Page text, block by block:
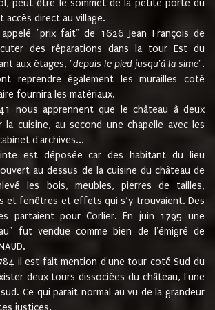
peut être le sommet de la petite porte du
accès direct au village.
"prix fait" de 1626 Jean François de
des réparations dans la tour Est du
aux étages, "depuis le pied jusqu'à la sime".
reprendre également les murailles coté
fournira les matériaux.
nous apprennent que le château à deux
la cuisine, au second une chapelle avec les
d'archives...
est déposée car des habitant du lieu
au dessus de la cuisine du château de
les bois, meubles, pierres de tailles,
et fenêtres et effets qui s’y trouvaient. Des
partaient pour Corlier. En juin 1795 une
fut vendue comme bien de l'émigré de
il est fait mention d'une tour coté Sud du
deux tours dissociées du château, l'une
Ce qui parait normal au vu de la grandeur
justices.